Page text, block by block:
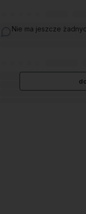
Nie ma jeszcze